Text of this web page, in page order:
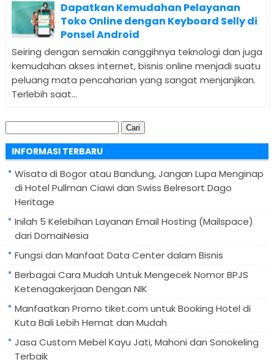
Dapatkan Kemudahan Pelayanan
Toko Online dengan Keyboard Selly di
Ponsel Android
Seiring dengan semakin canggihnya teknologi dan juga
kemudahan akses internet, bisnis online menjadi suatu
peluang mata pencaharian yang sangat menjanjikan.
Terlebih saat...
Cari
untuk:
INFORMASI TERBARU
Wisata di Bogor atau Bandung, Jangan Lupa Menginap
di Hotel Pullman Ciawi dan Swiss Belresort Dago
Heritage
Inilah 5 Kelebihan Layanan Email Hosting (Mailspace)
dari DomaiNesia
Fungsi dan Manfaat Data Center dalam Bisnis
Berbagai Cara Mudah Untuk Mengecek Nomor BPJS
Ketenagakerjaan Dengan NIK
Manfaatkan Promo tiket.com untuk Booking Hotel di
Kuta Bali Lebih Hemat dan Mudah
Jasa Custom Mebel Kayu Jati, Mahoni dan Sonokeling
Terbaik